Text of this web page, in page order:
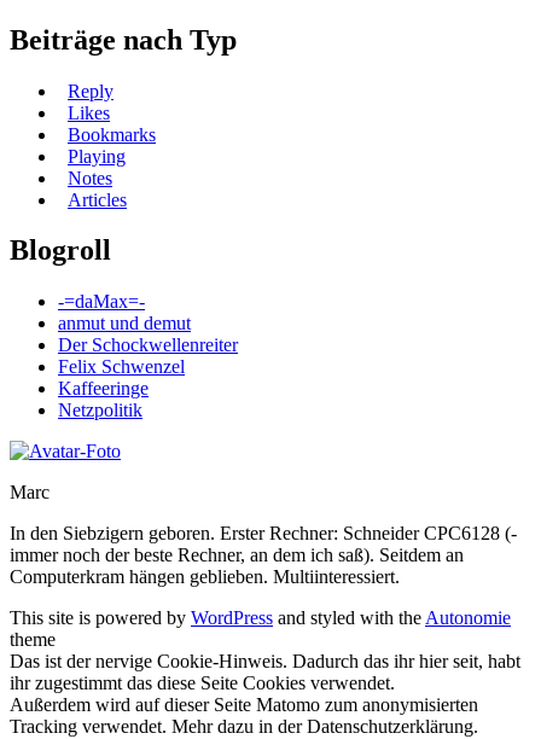
Beiträge nach Typ
Reply
Likes
Bookmarks
Playing
Notes
Articles
Blogroll
-=daMax=-
anmut und demut
Der Schockwellenreiter
Felix Schwenzel
Kaffeeringe
Netzpolitik
Marc
In den Siebzigern geboren. Erster Rechner: Schneider CPC6128 (-
immer noch der beste Rechner, an dem ich saß). Seitdem an
Computerkram hängen geblieben. Multiinteressiert.
This site is powered by WordPress and styled with the Autonomie
theme
Das ist der nervige Cookie-Hinweis. Dadurch das ihr hier seit, habt
ihr zugestimmt das diese Seite Cookies verwendet.
Außerdem wird auf dieser Seite Matomo zum anonymisierten
Tracking verwendet. Mehr dazu in der Datenschutzerklärung.